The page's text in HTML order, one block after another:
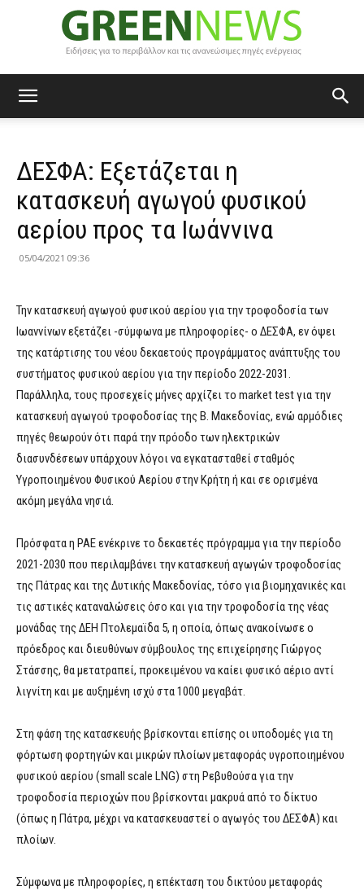
News
ΔΕΣΦΑ: Εξετάζεται η
κατασκευή αγωγού φυσικού
αερίου προς τα Ιωάννινα
05/04/2021 09:36
Την κατασκευή αγωγού φυσικού αερίου για την τροφοδοσία των
Ιωαννίνων εξετάζει -σύμφωνα με πληροφορίες- ο ΔΕΣΦΑ, εν όψει
της κατάρτισης του νέου δεκαετούς προγράμματος ανάπτυξης του
συστήματος φυσικού αερίου για την περίοδο 2022-2031.
Παράλληλα, τους προσεχείς μήνες αρχίζει το market test για την
κατασκευή αγωγού τροφοδοσίας της Β. Μακεδονίας, ενώ αρμόδιες
πηγές θεωρούν ότι παρά την πρόοδο των ηλεκτρικών
διασυνδέσεων υπάρχουν λόγοι να εγκατασταθεί σταθμός
Υγροποιημένου Φυσικού Αερίου στην Κρήτη ή και σε ορισμένα
ακόμη μεγάλα νησιά.
Πρόσφατα η ΡΑΕ ενέκρινε το δεκαετές πρόγραμμα για την περίοδο
2021-2030 που περιλαμβάνει την κατασκευή αγωγών τροφοδοσίας
της Πάτρας και της Δυτικής Μακεδονίας, τόσο για βιομηχανικές και
τις αστικές καταναλώσεις όσο και για την τροφοδοσία της νέας
μονάδας της ΔΕΗ Πτολεμαϊδα 5, η οποία, όπως ανακοίνωσε ο
πρόεδρος και διευθύνων σύμβουλος της επιχείρησης Γιώργος
Στάσσης, θα μετατραπεί, προκειμένου να καίει φυσικό αέριο αντί
λιγνίτη και με αυξημένη ισχύ στα 1000 μεγαβάτ.
Στη φάση της κατασκευής βρίσκονται επίσης οι υποδομές για τη
φόρτωση φορτηγών και μικρών πλοίων μεταφοράς υγροποιημένου
φυσικού αερίου (small scale LNG) στη Ρεβυθούσα για την
τροφοδοσία περιοχών που βρίσκονται μακρυά από το δίκτυο
(όπως η Πάτρα, μέχρι να κατασκευαστεί ο αγωγός του ΔΕΣΦΑ) και
πλοίων.
Σύμφωνα με πληροφορίες, η επέκταση του δικτύου μεταφοράς